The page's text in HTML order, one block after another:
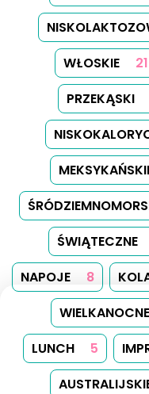
WŁOSKIE
21
PRZEKĄSKI
ŚWIĄTECZNE
NAPOJE
8
WIELKANOCNE
LUNCH
5